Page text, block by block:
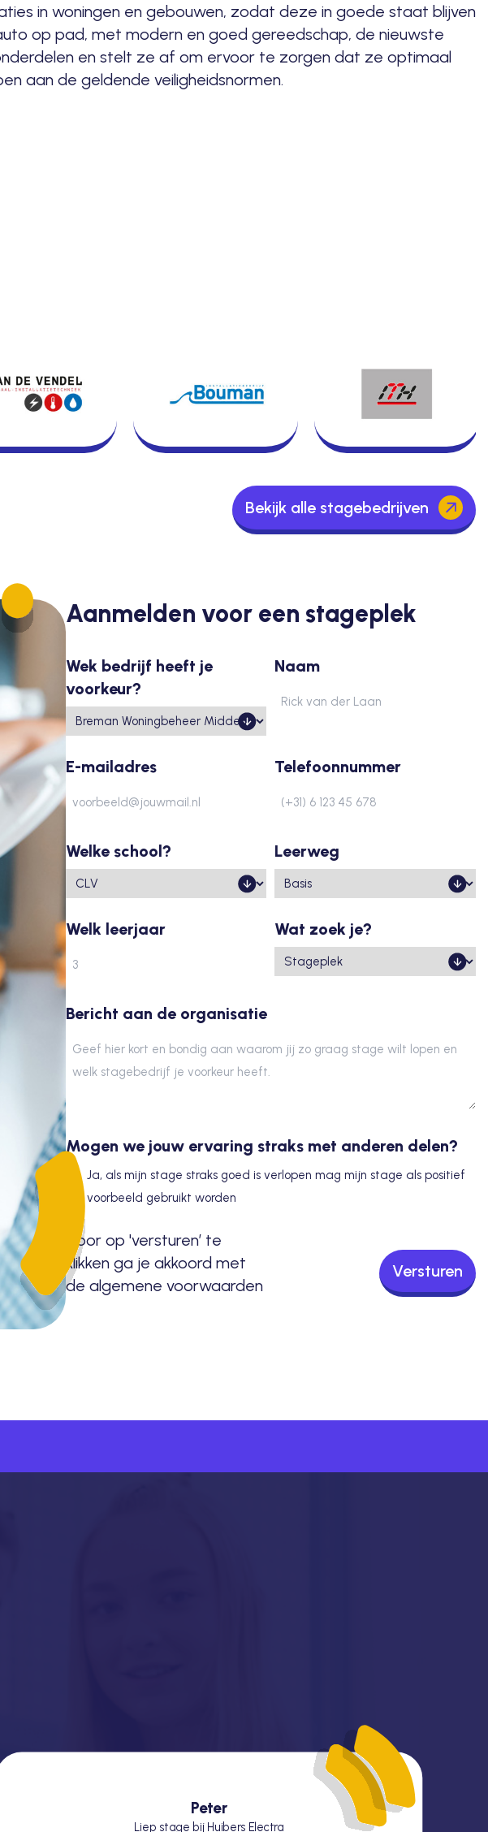
in woningen en gebouwen, zodat deze in goede staat blijven
op pad, met modern en goed gereedschap, de nieuwste
en stelt ze af om ervoor te zorgen dat ze optimaal
aan de geldende veiligheidsnormen.
Bekijk alle stagebedrijven
Aanmelden voor een stageplek
Wek bedrijf heeft je
voorkeur?
Naam
E-mailadres Telefoonnummer
Welke school? Leerweg
Welk leerjaar Wat zoek je?
Bericht aan de organisatie
Mogen we jouw ervaring straks met anderen delen?
Ja, als mijn stage straks goed is verlopen mag mijn stage als positief
voorbeeld gebruikt worden
Door op 'versturen’ te
klikken ga je akkoord met
de algemene voorwaarden
Versturen
Peter
Liep stage bij Huibers Electra